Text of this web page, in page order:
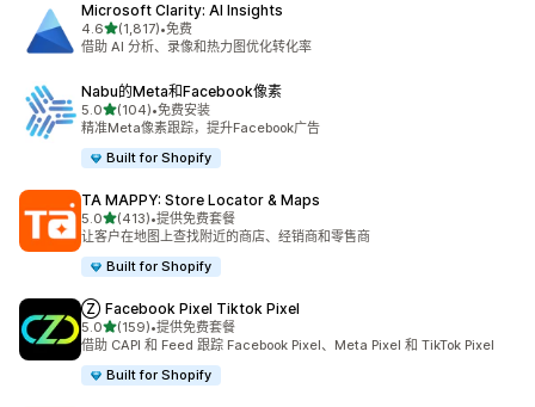
Microsoft Clarity: AI Insights
4.6星（满分 5 星）
(1,817)
总共 1817 条评论
•免费
借助 AI 分析、录像和热力图优化转化率
Nabu的Meta和Facebook像素
5.0星（满分 5 星）
(104)
总共 104 条评论
•免费安装
精准Meta像素跟踪，提升Facebook广告
Built for Shopify
TA MAPPY: Store Locator & Maps
5.0星（满分 5 星）
(413)
总共 413 条评论
•提供免费套餐
让客户在地图上查找附近的商店、经销商和零售商
Built for Shopify
Ⓩ Facebook Pixel Tiktok Pixel
5.0星（满分 5 星）
(159)
总共 159 条评论
•提供免费套餐
借助 CAPI 和 Feed 跟踪 Facebook Pixel、Meta Pixel 和 TikTok Pixel
Built for Shopify